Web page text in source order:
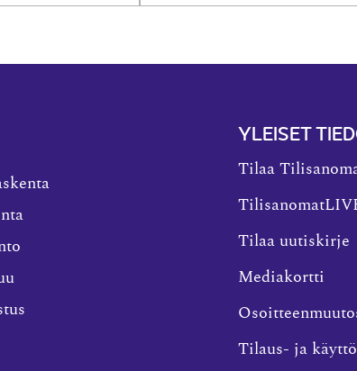
YLEISET
Tilaa
Tilaa uutiskirje
Mediakortti
Tilaus- ja